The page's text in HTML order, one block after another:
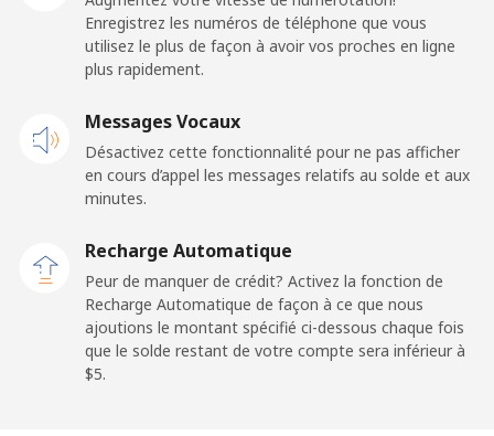
Ligne fixe ⁦29.9¢⁩ 16 min pour ⁦$5⁩
⁦31.5¢⁩
Dominican Republic
Ligne fixe
Mobile ⁦15.5¢⁩ 32 min pour ⁦$5⁩
Enregistrez les numéros de téléphone que vous
utilisez le plus de façon à avoir vos proches en ligne
plus rapidement.
Messages Vocaux
Désactivez cette fonctionnalité pour ne pas afficher
en cours d’appel les messages relatifs au solde et aux
minutes.
Recharge Automatique
Peur de manquer de crédit? Activez la fonction de
Recharge Automatique de façon à ce que nous
ajoutions le montant spécifié ci-dessous chaque fois
que le solde restant de votre compte sera inférieur à
⁦$5⁩.